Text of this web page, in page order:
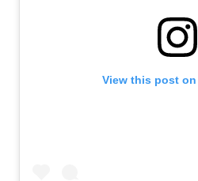
View this post